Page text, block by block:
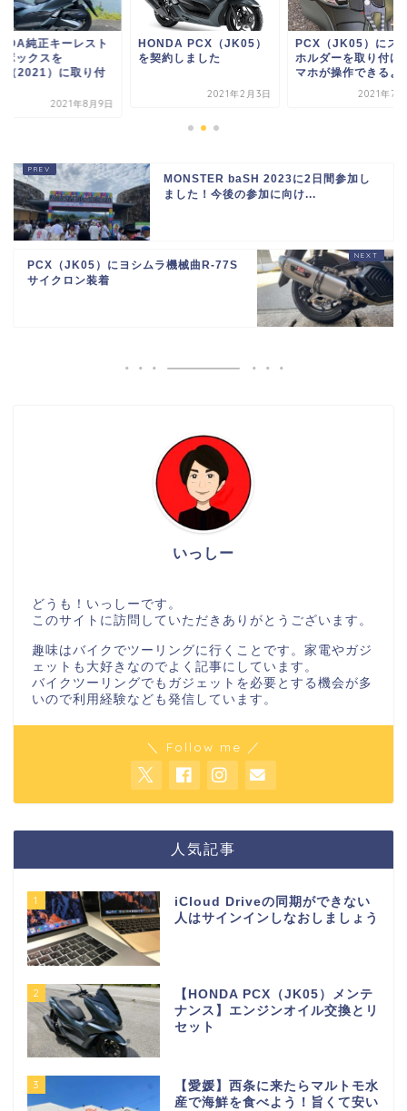
PCX（JK05）
約しました
PCX（JK05）にスマホ
ホルダーを取り付け！ス
2021年7月22日
HONDA純正キーレ
ップボックスを
PCX（2021）に取
MONSTER baSH 2023に2日間参加し
ました！今後の参加に向け...
PCX（JK05）にヨシムラ機械曲R-77S
サイクロン装着
いっしー
どうも！いっしーです。
このサイトに訪問していただきありがとうございます。
趣味はバイクでツーリングに行くことです。家電やガジ
ェットも大好きなのでよく記事にしています。
バイクツーリングでもガジェットを必要とする機会が多
いので利用経験なども発信しています。
＼ Follow me ／
人気記事
1
iCloud Driveの同期ができない
人はサインインしなおしましょう
2
【HONDA PCX（JK05）メンテ
ナンス】エンジンオイル交換とリ
セット
3
【愛媛】西条に来たらマルトモ水
産で海鮮を食べよう！旨くて安い